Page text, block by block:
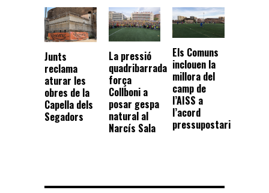
Junts
reclama
aturar les
obres de la
Capella dels
Segadors
La pressió
quadribarrada
força
Collboni a
posar gespa
natural al
Narcís Sala
Els Comuns
inclouen la
millora del
camp de
l’AISS a
l’acord
pressupostari